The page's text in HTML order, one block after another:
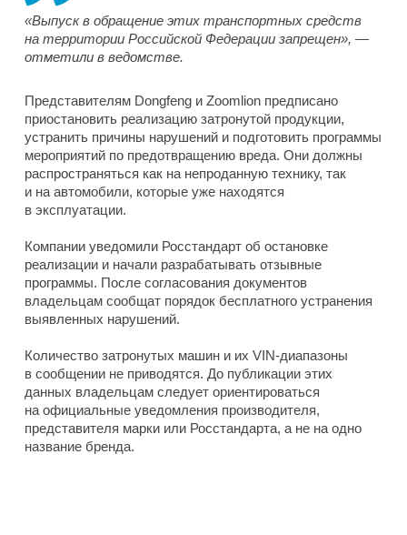
«Выпуск в обращение этих транспортных средств
на территории Российской Федерации запрещен», —
отметили в ведомстве.
Представителям Dongfeng и Zoomlion предписано
приостановить реализацию затронутой продукции,
устранить причины нарушений и подготовить программы
мероприятий по предотвращению вреда. Они должны
распространяться как на непроданную технику, так
и на автомобили, которые уже находятся
в эксплуатации.
Компании уведомили Росстандарт об остановке
реализации и начали разрабатывать отзывные
программы. После согласования документов
владельцам сообщат порядок бесплатного устранения
выявленных нарушений.
Количество затронутых машин и их VIN-диапазоны
в сообщении не приводятся. До публикации этих
данных владельцам следует ориентироваться
на официальные уведомления производителя,
представителя марки или Росстандарта, а не на одно
название бренда.